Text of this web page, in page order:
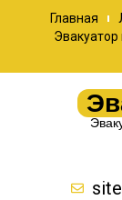
Главная